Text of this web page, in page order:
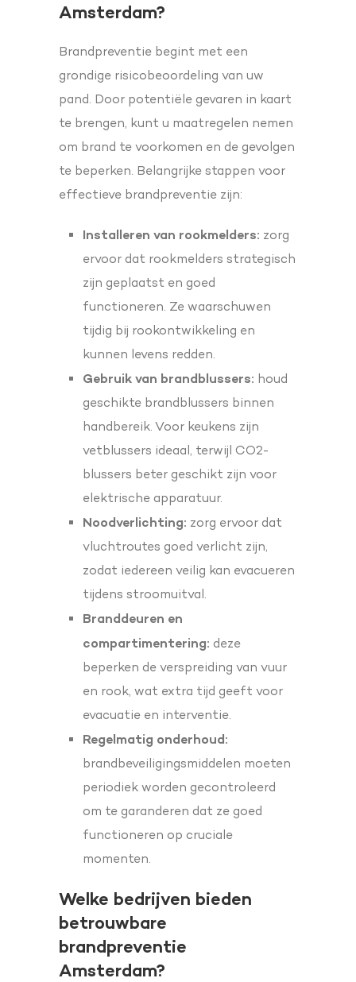
Amsterdam?
Brandpreventie begint met een
grondige risicobeoordeling van uw
pand. Door potentiële gevaren in kaart
te brengen, kunt u maatregelen nemen
om brand te voorkomen en de gevolgen
te beperken. Belangrijke stappen voor
effectieve brandpreventie zijn:
Installeren van rookmelders: zorg
ervoor dat rookmelders strategisch
zijn geplaatst en goed
functioneren. Ze waarschuwen
tijdig bij rookontwikkeling en
kunnen levens redden.
Gebruik van brandblussers: houd
geschikte brandblussers binnen
handbereik. Voor keukens zijn
vetblussers ideaal, terwijl CO2-
blussers beter geschikt zijn voor
elektrische apparatuur.
Noodverlichting: zorg ervoor dat
vluchtroutes goed verlicht zijn,
zodat iedereen veilig kan evacueren
tijdens stroomuitval.
Branddeuren en
compartimentering: deze
beperken de verspreiding van vuur
en rook, wat extra tijd geeft voor
evacuatie en interventie.
Regelmatig onderhoud:
brandbeveiligingsmiddelen moeten
periodiek worden gecontroleerd
om te garanderen dat ze goed
functioneren op cruciale
momenten.
Welke bedrijven bieden
betrouwbare
brandpreventie
Amsterdam?